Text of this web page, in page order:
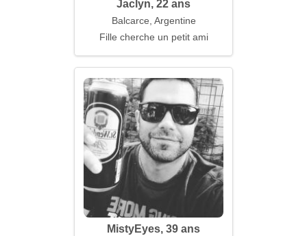
Jaclyn, 22 ans
Balcarce, Argentine
Fille cherche un petit ami
MistyEyes, 39 ans